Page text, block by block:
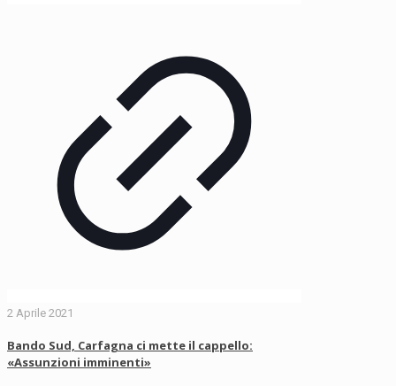
2 Aprile 2021
Bando Sud, Carfagna ci mette il cappello:
«Assunzioni imminenti»